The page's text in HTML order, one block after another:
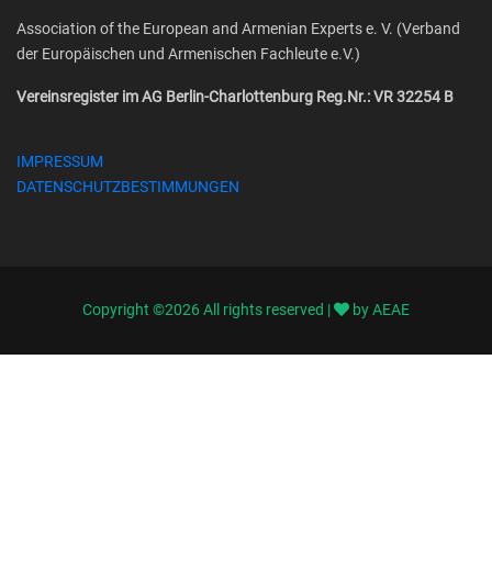
Association of the European and Armenian Experts e. V. (Verband
der Europäischen und Armenischen Fachleute e.V.)
Vereinsregister im AG Berlin-Charlottenburg Reg.Nr.: VR 32254 B
IMPRESSUM
DATENSCHUTZBESTIMMUNGEN
Copyright ©2026 All rights reserved | by AEAE